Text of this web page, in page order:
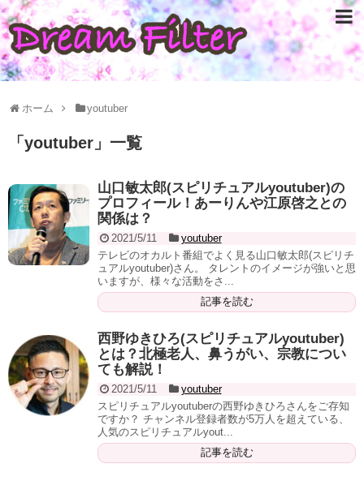
ホーム youtuber
「 youtuber 」 一覧
山口敏太郎(スピリチュアルyoutuber)の
プロフィール！あーりんや江原啓之との
関係は？
2021/5/11
youtuber
テレビのオカルト番組でよく見る山口敏太郎(スピリチ
ュアルyoutuber)さん。 タレントのイメージが強いと思
いますが、様々な活動をさ...
記事を読む
西野ゆきひろ(スピリチュアルyoutuber)
とは？北極老人、鼻うがい、宗教につい
ても解説！
2021/5/11
youtuber
スピリチュアルyoutuberの西野ゆきひろさんをご存知
ですか？ チャンネル登録者数が5万人を超えている、
人気のスピリチュアルyout...
記事を読む